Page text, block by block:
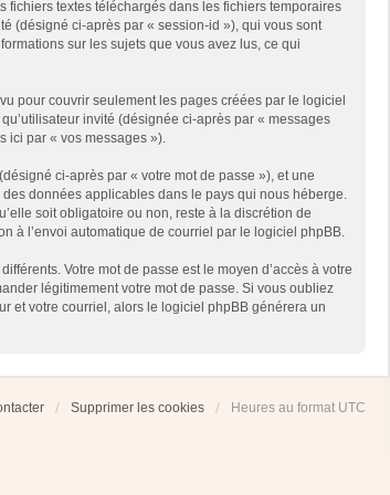
fichiers textes téléchargés dans les fichiers temporaires
(désigné ci-après par « session-id »), qui vous sont
sur les sujets que vous avez lus, ce qui
pour couvrir seulement les pages créées par le logiciel
invité (désignée ci-après par « messages
ici par « vos messages »).
ci-après par « votre mot de passe »), et une
données applicables dans le pays qui nous héberge.
soit obligatoire ou non, reste à la discrétion de
à l’envoi automatique de courriel par le logiciel phpBB.
Votre mot de passe est le moyen d’accès à votre
légitimement votre mot de passe. Si vous oubliez
et votre courriel, alors le logiciel phpBB générera un
Supprimer les cookies Heures au format UTC